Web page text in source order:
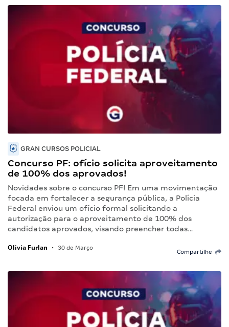
GRAN CURSOS POLICIAL
Concurso PF: ofício solicita aproveitamento
de 100% dos aprovados!
Novidades sobre o concurso PF! Em uma movimentação
focada em fortalecer a segurança pública, a Polícia
Federal enviou um ofício formal solicitando a
autorização para o aproveitamento de 100% dos
candidatos aprovados, visando preencher todas…
Olivia Furlan • 30 de Março
Compartilhe